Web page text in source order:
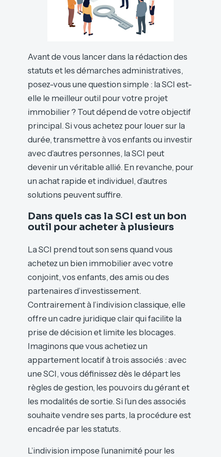
Avant de vous lancer dans la rédaction des
statuts et les démarches administratives,
posez-vous une question simple : la SCI est-
elle le meilleur outil pour votre projet
immobilier ? Tout dépend de votre objectif
principal. Si vous achetez pour louer sur la
durée, transmettre à vos enfants ou investir
avec d’autres personnes, la SCI peut
devenir un véritable allié. En revanche, pour
un achat rapide et individuel, d’autres
solutions peuvent suffire.
Dans quels cas la SCI est un bon
outil pour acheter à plusieurs
La SCI prend tout son sens quand vous
achetez un bien immobilier avec votre
conjoint, vos enfants, des amis ou des
partenaires d’investissement.
Contrairement à l’indivision classique, elle
offre un cadre juridique clair qui facilite la
prise de décision et limite les blocages.
Imaginons que vous achetiez un
appartement locatif à trois associés : avec
une SCI, vous définissez dès le départ les
règles de gestion, les pouvoirs du gérant et
les modalités de sortie. Si l’un des associés
souhaite vendre ses parts, la procédure est
encadrée par les statuts.
L’indivision impose l’unanimité pour les